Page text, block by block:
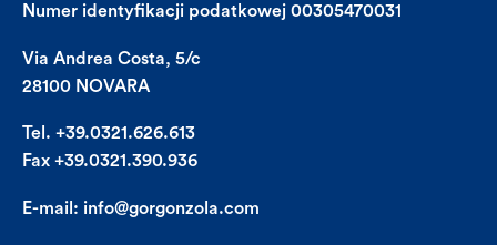
Numer identyfikacji podatkowej 00305470031
Via Andrea Costa, 5/c
28100 NOVARA
Tel. +39.0321.626.613
Fax +39.0321.390.936
E-mail: info@gorgonzola.com